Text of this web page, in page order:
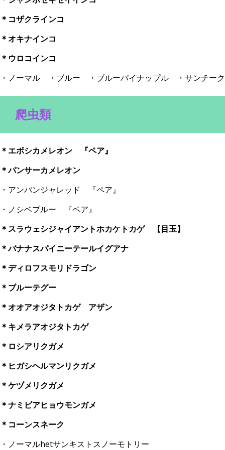
＊コザクラインコ
＊オキナインコ
＊ウロコインコ
・ノーマル ・ブルー ・ブルーパイナップル ・サンチーク
爬虫類
＊エボシカメレオン 『ペア』
＊パンサーカメレオン
・アンバンジャレッド 『ペア』
・ノシベブルー 『ペア』
＊スラウェシジャイアントホカケトカゲ 【目玉】
＊バナナスパイニーテールイグアナ
＊ディロフスモリドラゴン
＊ブルーテグー
＊オオアオジタトカゲ アザン
＊キメラアオジタトカゲ
＊ロシアリクガメ
＊ヒガシヘルマンリクガメ
＊ケヅメリクガメ
＊ナミビアヒョウモンガメ
＊コーンスネーク
・ノーマルhetサンキストスノーモトリー